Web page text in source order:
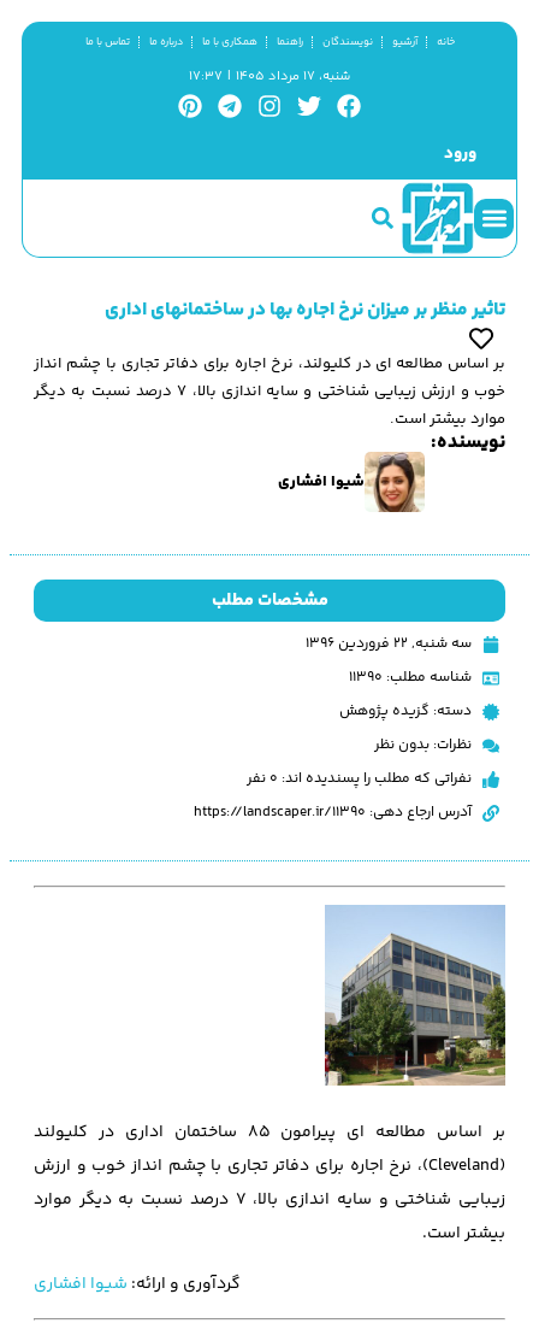
خانه آرشیو نویسندگان راهنما همکاری با ما درباره ما تماس با ما
شنبه، ۱۷ مرداد ۱۴۰۵ | ۱۷:۳۷
ورود
تاثیر منظر بر میزان نرخ اجاره بها در ساختمانهای اداری
بر اساس مطالعه ای در کلیولند، نرخ اجاره برای دفاتر تجاری با چشم انداز
خوب و ارزش زیبایی شناختی و سایه اندازی بالا، 7 درصد نسبت به دیگر
موارد بیشتر است.
نویسنده:
شیوا افشاری
مشخصات مطلب
سه شنبه, ۲۲ فروردین ۱۳۹۶
شناسه مطلب: 11390
دسته: گزیده پژوهش
نظرات: بدون نظر
نفراتی که مطلب را پسندیده اند: 0 نفر
آدرس ارجاع دهی: https://landscaper.ir/11390
بر اساس مطالعه ای پیرامون 85 ساختمان اداری در کلیولند
(Cleveland)، نرخ اجاره برای دفاتر تجاری با چشم انداز خوب و ارزش
زیبایی شناختی و سایه اندازی بالا، 7 درصد نسبت به دیگر موارد
بیشتر است.
گردآوری و ارائه: شیوا افشاری